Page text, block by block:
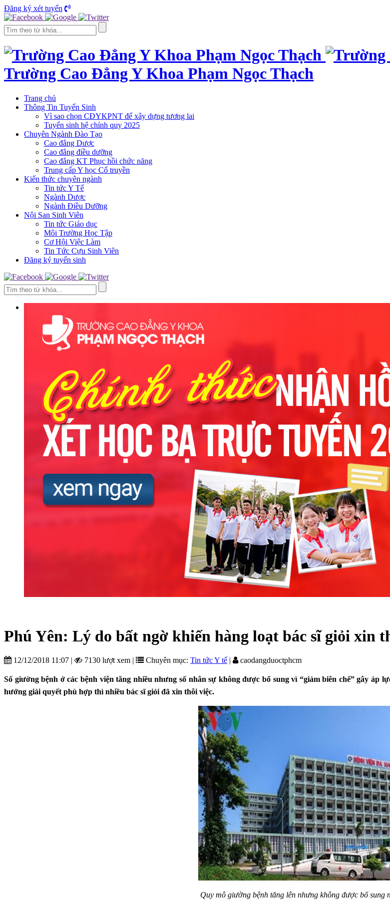
Đăng ký xét tuyển
Trường Cao Đẳng Y Khoa Phạm Ngọc Thạch
Trang chủ
Thông Tin Tuyển Sinh
Vì sao chọn CĐYKPNT để xây dựng tương lai
Tuyển sinh hệ chính quy 2025
Chuyên Ngành Đào Tạo
Cao đẳng Dược
Cao đẳng điều dưỡng
Cao đẳng KT Phục hồi chức năng
Trung cấp Y học Cổ truyền
Kiến thức chuyên ngành
Tin tức Y Tế
Ngành Dược
Ngành Điều Dưỡng
Nội San Sinh Viên
Tin tức Giáo dục
Môi Trường Học Tập
Cơ Hội Việc Làm
Tin Tức Cựu Sinh Viên
Đăng ký tuyển sinh
Phú Yên: Lý do bất ngờ khiến hàng loạt bác sĩ giỏi xin
12/12/2018 11:07 | 7130 lượt xem | Chuyên mục: Tin tức Y tế | caodangduoctphcm
Số giường bệnh ở các bệnh viện tăng nhiều nhưng số nhân sự không được bổ sung vì “giảm biên chế” gây
hướng giải quyết phù hợp thì nhiều bác sĩ giỏi đã xin thôi việc.
Quy mô giường bệnh tăng lên nhưng không được bổ sung